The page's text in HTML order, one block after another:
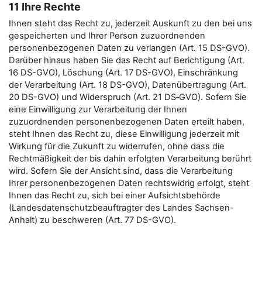
11 Ihre Rechte
Ihnen steht das Recht zu, jederzeit Auskunft zu den bei uns
gespeicherten und Ihrer Person zuzuordnenden
personenbezogenen Daten zu verlangen (Art. 15 DS-GVO).
Darüber hinaus haben Sie das Recht auf Berichtigung (Art.
16 DS-GVO), Löschung (Art. 17 DS-GVO), Einschränkung
der Verarbeitung (Art. 18 DS-GVO), Datenübertragung (Art.
20 DS-GVO) und Widerspruch (Art. 21 DS‑GVO). Sofern Sie
eine Einwilligung zur Verarbeitung der Ihnen
zuzuordnenden personenbezogenen Daten erteilt haben,
steht Ihnen das Recht zu, diese Einwilligung jederzeit mit
Wirkung für die Zukunft zu widerrufen, ohne dass die
Rechtmäßigkeit der bis dahin erfolgten Verarbeitung berührt
wird. Sofern Sie der Ansicht sind, dass die Verarbeitung
Ihrer personenbezogenen Daten rechtswidrig erfolgt, steht
Ihnen das Recht zu, sich bei einer Aufsichtsbehörde
(Landesdatenschutzbeauftragter des Landes Sachsen-
Anhalt) zu beschweren (Art. 77 DS-GVO).